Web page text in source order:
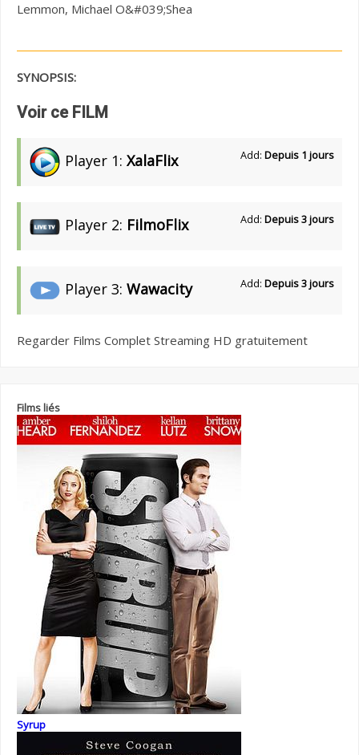
Lemmon, Michael O&#039;Shea
SYNOPSIS:
Voir ce FILM
Player 1: XalaFlix Add: Depuis 1 jours
Player 2: FilmoFlix Add: Depuis 3 jours
Player 3: Wawacity Add: Depuis 3 jours
Regarder Films Complet Streaming HD gratuitement
Films liés
Syrup